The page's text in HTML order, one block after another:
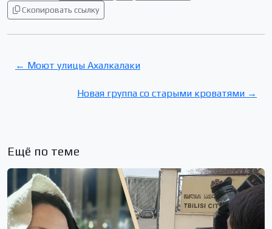
Скопировать ссылку
← Моют улицы Ахалкалаки
Новая группа со старыми кроватями →
Ещё по теме